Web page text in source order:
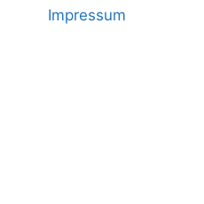
Impressum